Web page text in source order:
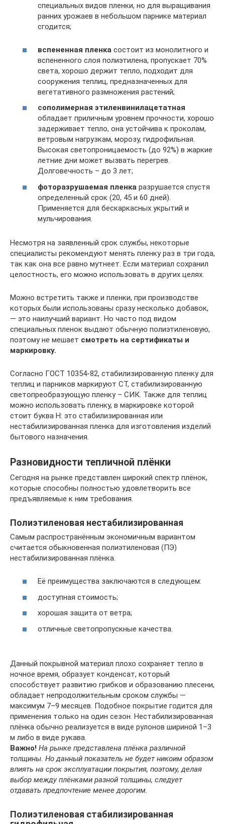
специальных видов пленки, но для выращивания
ранних урожаев в небольшом парнике материал
сгодится;
вспененная пленка состоит из монолитного и
вспененного слоя полиэтилена, пропускает 70%
света, хорошо держит тепло, подходит для
сооружения теплиц, предназначенных для
вегетативного размножения растений;
сополимерная этиленвинилацетатная
обладает приличным уровнем прочности, хорошо
задерживает тепло, она устойчива к проколам,
ветровым нагрузкам, морозу, гидрофильная.
Высокая светопроницаемость (до 92%) в жаркие
летние дни может вызвать перегрев.
Долговечность – до 3 лет;
фоторазрушаемая пленка разрушается спустя
определенный срок (20, 45 и 60 дней).
Применяется для бескаркасных укрытий и
мульчирования.
Несмотря на заявленный срок службы, некоторые
специалисты рекомендуют менять пленку раз в три года,
так как она все равно мутнеет. Если материал сохранил
целостность, его можно использовать в других целях.
Можно встретить также и пленки, при производстве
которых были использованы сразу несколько добавок,
— это наилучший вариант. Но часто под видом
специальных пленок выдают обычную полиэтиленовую,
поэтому не мешает смотреть на сертификаты и
маркировку.
Согласно ГОСТ 10354-82, стабилизированную пленку для
теплиц и парников маркируют СТ, стабилизированную
светопреобразующую пленку – СИК. Также для теплиц
можно использовать пленку, в маркировке которой
стоит буква Н: это стабилизированная или
нестабилизированная пленка для изготовления изделий
бытового назначения.
Разновидности тепличной плёнки
Сегодня на рынке представлен широкий спектр плёнок,
которые способны полностью удовлетворить все
предъявляемые к ним требования.
Полиэтиленовая нестабилизированная
Самым распространённым экономичным вариантом
считается обыкновенная полиэтиленовая (ПЭ)
нестабилизированная плёнка.
Её преимущества заключаются в следующем:
доступная стоимость;
хорошая защита от ветра;
отличные светопропускные качества.
Данный покрывной материал плохо сохраняет тепло в
ночное время, образует конденсат, который
способствует развитию грибков и образованию плесени,
обладает непродолжительным сроком службы —
максимум 7–9 месяцев. Подобное покрытие годится для
применения только на один сезон. Нестабилизированная
плёнка обычно реализуется в виде рулонов шириной 1–3
м либо в виде рукава.
Важно! На рынке представлена плёнка различной
толщины. Но данный показатель не будет никоим образом
влиять на срок эксплуатации покрытия, поэтому, делая
выбор между плёнками разной толщины, следует
отдавать предпочтение менее дорогим.
Полиэтиленовая стабилизированная